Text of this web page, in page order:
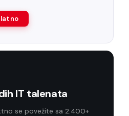
IT talenata
se povežite sa 2.400+